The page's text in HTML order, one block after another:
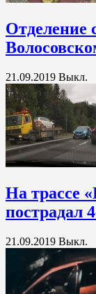
Отделение
21.09.2019 Выкл.
На трассе
пострадал
21.09.2019 Выкл.